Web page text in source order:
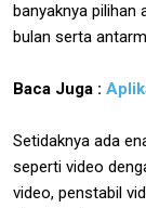
banyaknya pilihan
bulan serta
Baca Juga :
Setidaknya ada
seperti video
video, penstabil